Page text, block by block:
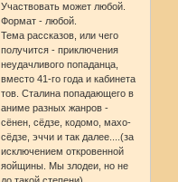
Участвовать может любой.
Формат - любой.
Тема рассказов, или чего
получится - приключения
неудачливого попаданца,
вместо 41-го года и кабинета
тов. Сталина попадающего в
аниме разных жанров -
сёнен, сёдзе, кодомо, махо-
сёдзе, эччи и так далее....(за
исключением откровенной
яойщины. Мы злодеи, но не